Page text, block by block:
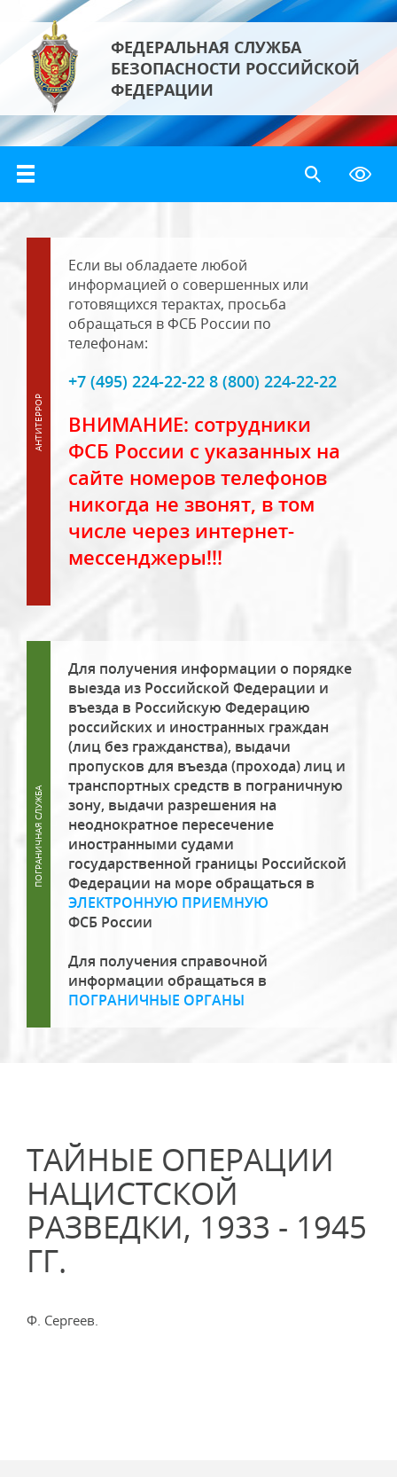
ФЕДЕРАЛЬНАЯ СЛУЖБА
БЕЗОПАСНОСТИ РОССИЙСКОЙ
ФЕДЕРАЦИИ
Если вы обладаете любой
информацией о совершенных или
готовящихся терактах, просьба
обращаться в ФСБ России по
телефонам:
+7 (495) 224-22-22 8 (800) 224-22-22
ВНИМАНИЕ: сотрудники
ФСБ России с указанных на
сайте номеров телефонов
никогда не звонят, в том
числе через интернет-
мессенджеры!!!
Для получения информации о порядке
выезда из Российской Федерации и
въезда в Российскую Федерацию
российских и иностранных граждан
(лиц без гражданства), выдачи
пропусков для въезда (прохода) лиц и
транспортных средств в пограничную
зону, выдачи разрешения на
неоднократное пересечение
иностранными судами
государственной границы Российской
Федерации на море обращаться в
ЭЛЕКТРОННУЮ ПРИЕМНУЮ
ФСБ России
Для получения справочной
информации обращаться в
ПОГРАНИЧНЫЕ ОРГАНЫ
ТАЙНЫЕ ОПЕРАЦИИ
НАЦИСТСКОЙ
РАЗВЕДКИ, 1933 - 1945
ГГ.
Ф. Сергеев.